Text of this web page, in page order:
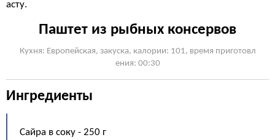
асту.
Паштет из рыбных консервов
Кухня: Европейская, закуска, калории: 101, время приготовл
ения: 00:30
Ингредиенты
Сайра в соку - 250 г